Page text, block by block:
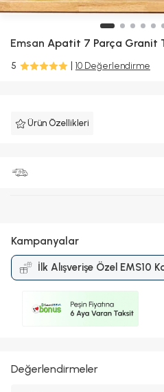
Emsan Apatit 7 Parça Granit
5 10 Değerlendirme
Ürün Özellikleri
Kampanyalar
İlk Alışverişe Özel EMS10
ve Üzerine %10 İndirim
Değerlendirmeler